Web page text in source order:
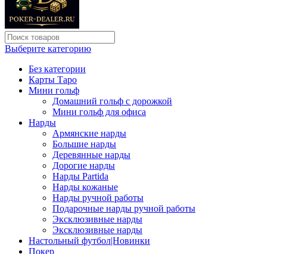
Выберите категорию
Без категории
Карты Таро
Мини гольф
Домашний гольф с дорожкой
Мини гольф для офиса
Нарды
Армянские нарды
Большие нарды
Деревянные нарды
Дорогие нарды
Нарды Partida
Нарды кожаные
Нарды ручной работы
Подарочные нарды ручной работы
Эксклюзивные нарды
Эксклюзивные нарды
Настольный футбол|Новинки
Покер